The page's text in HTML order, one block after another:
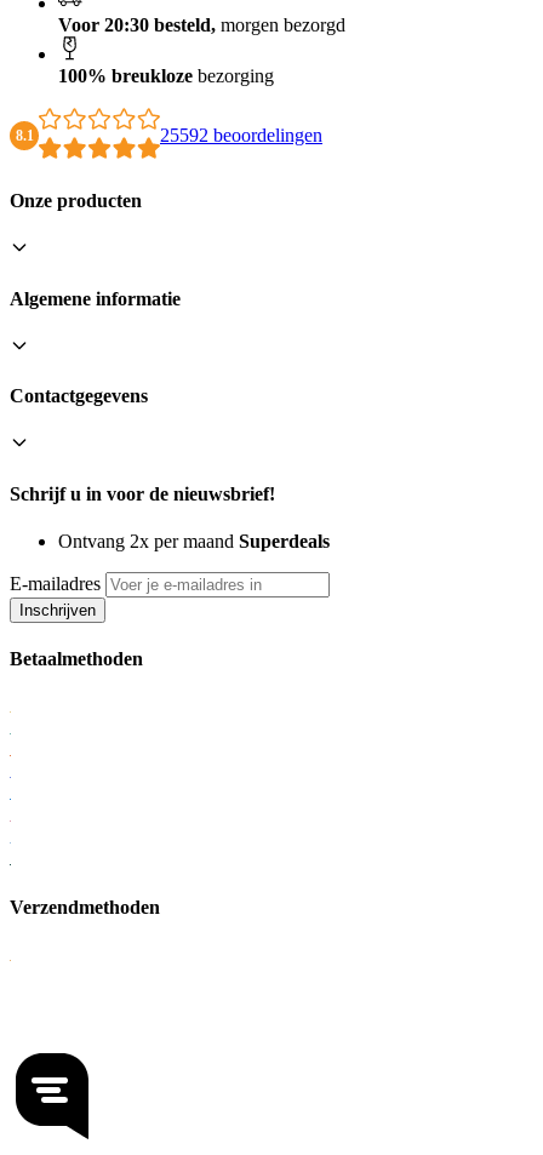
Voor 20:30 besteld, morgen bezorgd
100% breukloze bezorging
8.1 25592 beoordelingen
Onze producten
Algemene informatie
Contactgegevens
Schrijf u in voor de nieuwsbrief!
Ontvang 2x per maand Superdeals
E-mailadres
Inschrijven
Betaalmethoden
Verzendmethoden